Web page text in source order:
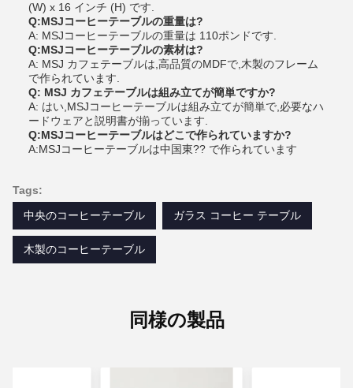
(W) x 16 インチ (H) です.
Q:MSJコーヒーテーブルの重量は?
A: MSJコーヒーテーブルの重量は 110ポンドです.
Q:MSJコーヒーテーブルの素材は?
A: MSJ カフェテーブルは,高品質のMDFで,木製のフレーム
で作られています.
Q: MSJ カフェテーブルは組み立てが簡単ですか?
A: はい,MSJコーヒーテーブルは組み立てが簡単で,必要なハ
ードウェアと説明書が揃っています.
Q:MSJコーヒーテーブルはどこで作られていますか?
A:MSJコーヒーテーブルは中国東?? で作られています
Tags:
中央のコーヒーテーブル
ガラス コーヒー テーブル
木製のコーヒーテーブル
同様の製品